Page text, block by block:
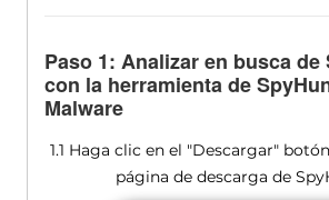
Paso 1: Analizar en busca
con la herramienta de
Malware
1.1 Haga clic en el "Descargar"
página de descarga de